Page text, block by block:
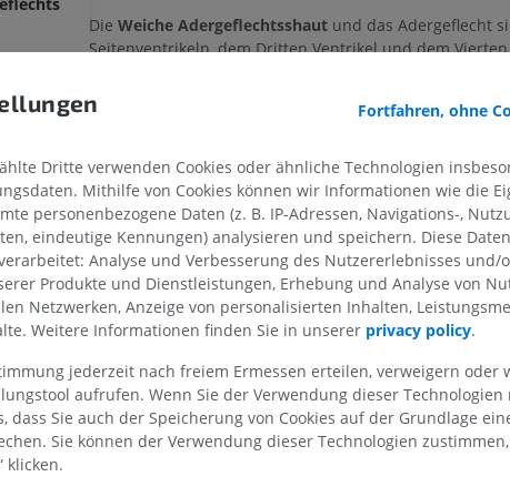
Die Weiche Adergeflechtsshautund das Adergeflecht
Seitenventrikeln, dem Dritten Ventrikel und dem
Weiche Adergeflechtsshaut
die beiderseits der Mittellinie in den Hohlraum des
DieselbeWeiche Adergeflechtsshautam Dach des
erstreckt sich seitlich durch die Adergeflechtspalte und
durch die Interventrikuläre Öffnung von Monroe. Dabei
beidseitig in dieSeitenventrikel ein und bildet das
Seitenventrikel. DieWeiche Adergeflechtsshauttritt
das Schläfenhorn des Seitenventrikels ein, indem sie
unteren Abschnitt der Adergeflechtspalte zwischen dem
und der Fimbria des Hippocampus in den
eindringt.
Für denVierten Ventrikel erstreckt sich dieWeiche
Adergeflechtsshautzwischen dem anteroinferior
Kleinhirn und dem Rücken des Marks sowie des Vierten
OBERE GLIEDMASSE
MRT der oberen Extremität
MRT
PREMIUM
MRT der Schulter
MRT
MRT des Handgelenks
MRT
PREMIUM
UNTERE GLIEDMASSE
Untere
Abbildungen
PREMIUM
unteren
Röntgenbilder
KOSTENLOS
MRT der
MRT
PREMIUM
Fortfahren, ohne
Dritte verwenden Cookies oder ähnliche Technologien
Mithilfe von Cookies können wir Informationen wie die
personenbezogene Daten (z. B. IP-Adressen, Navigations-,
eindeutige Kennungen) analysieren und speichern. Diese
Analyse und Verbesserung des Nutzererlebnisses und/
Produkte und Dienstleistungen, Erhebung und Analyse von
Netzwerken, Anzeige von personalisierten Inhalten,
Weitere Informationen finden Sie in unserer privacy policy.
jederzeit nach freiem Ermessen erteilen, verweigern oder
aufrufen. Wenn Sie der Verwendung dieser
dass Sie auch der Speicherung von Cookies auf der Grundlage
Sie können der Verwendung dieser Technologien
klicken.